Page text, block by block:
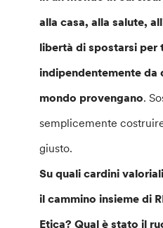
alla casa, alla salute,
libertà di spostarsi per
indipendentemente da
mondo provengano.
semplicemente
giusto.
Su quali cardini
il cammino insieme di
Etica? Qual è stato il